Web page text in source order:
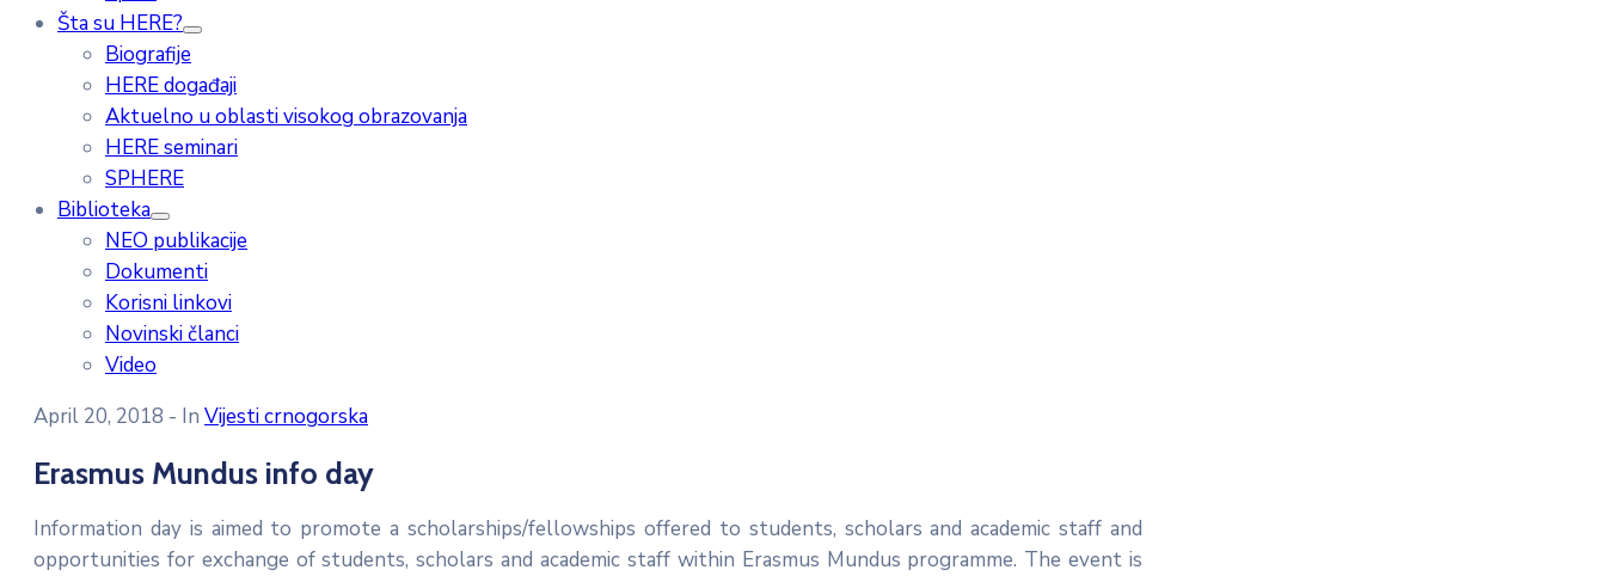
Šta su HERE?
Biografije
HERE događaji
Aktuelno u oblasti visokog obrazovanja
HERE seminari
SPHERE
Biblioteka
NEO publikacije
Dokumenti
Korisni linkovi
Novinski članci
Video
April 20, 2018 - In Vijesti crnogorska
Erasmus Mundus info day
Information day is aimed to promote a scholarships/fellowships offered to students, scholars and academic staff and
opportunities for exchange of students, scholars and academic staff within Erasmus Mundus programme. The event is